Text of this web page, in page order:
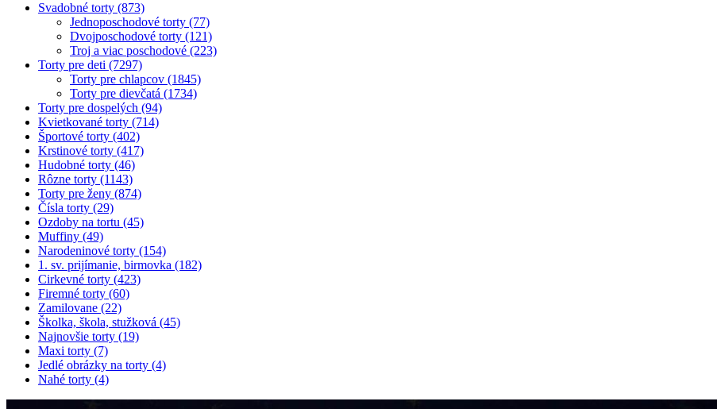
Svadobné torty (873)
Jednoposchodové torty (77)
Dvojposchodové torty (121)
Troj a viac poschodové (223)
Torty pre deti (7297)
Torty pre chlapcov (1845)
Torty pre dievčatá (1734)
Torty pre dospelých (94)
Kvietkované torty (714)
Športové torty (402)
Krstinové torty (417)
Hudobné torty (46)
Rôzne torty (1143)
Torty pre ženy (874)
Čísla torty (29)
Ozdoby na tortu (45)
Muffiny (49)
Narodeninové torty (154)
1. sv. prijímanie, birmovka (182)
Cirkevné torty (423)
Firemné torty (60)
Zamilovane (22)
Školka, škola, stužková (45)
Najnovšie torty (19)
Maxi torty (7)
Jedlé obrázky na torty (4)
Nahé torty (4)